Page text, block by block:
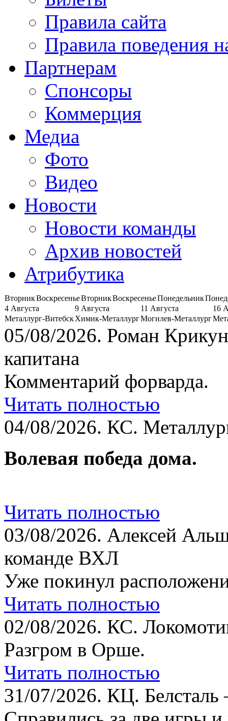
Правила сайта
Правила поведения
Партнерам
Спонсоры
Коммерция
Медиа
Фото
Видео
Новости
Новости команды
Архив новостей
Атрибутика
ВторникВоскресеньеВторникВоскресеньеПонедельник
4 Августа
9 Августа 11 Августа
16
Металлург-ВитебскХимик-МеталлургМогилев-Металлург
05/08/2026. Роман
капитана
Комментарий форварда.
Читать полностью
04/08/2026. КС.
Волевая победа дома.
Читать полностью
03/08/2026. Алексей
команде ВХЛ
Уже покинул
Читать полностью
02/08/2026. КС.
Разгром в Орше.
Читать полностью
31/07/2026. КЦ. Белсталь